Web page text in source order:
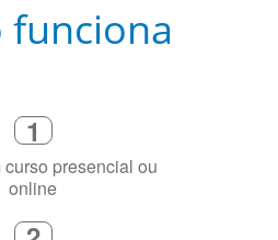
funciona
1
curso presencial ou